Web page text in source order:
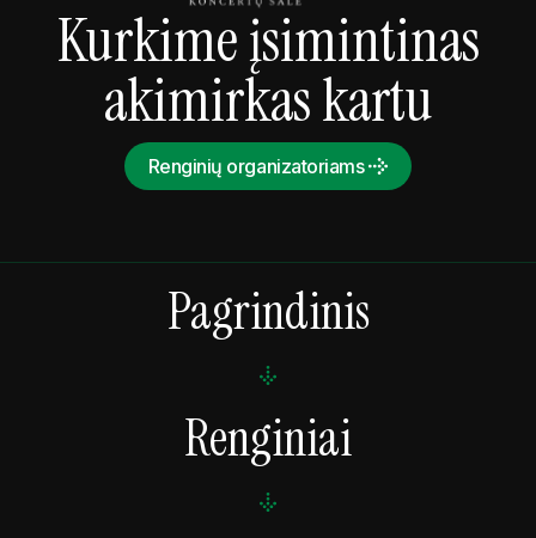
Kurkime įsimintinas
akimirkas kartu
Renginių organizatoriams
Pagrindinis
Renginiai